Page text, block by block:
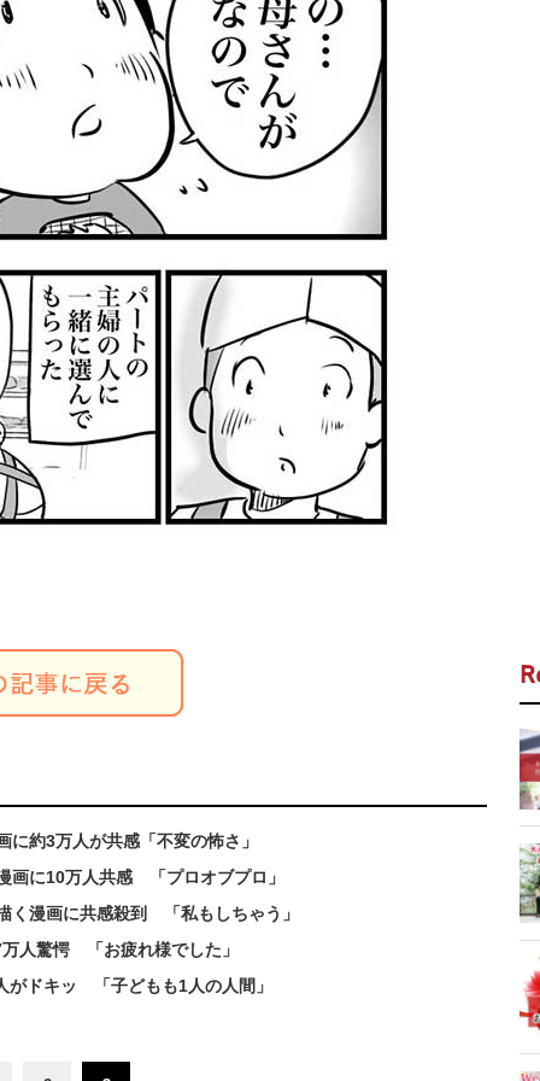
約3万人が共感「不変の怖さ」
画に10万人共感 「プロオブプロ」
く漫画に共感殺到 「私もしちゃう」
人驚愕 「お疲れ様でした」
ドキッ 「子どもも1人の人間」